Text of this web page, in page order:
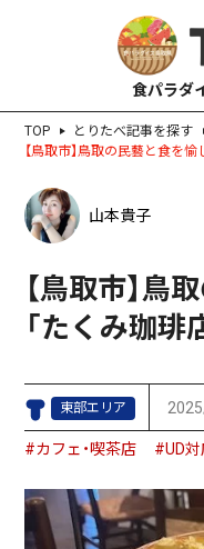
食パラダ
TOP
とりたべ記事を探す
【鳥取市】鳥取の民藝と食を愉
山本貴子
【鳥取市】鳥
「たくみ珈琲
東部エリア
#カフェ・喫茶店 #UD対